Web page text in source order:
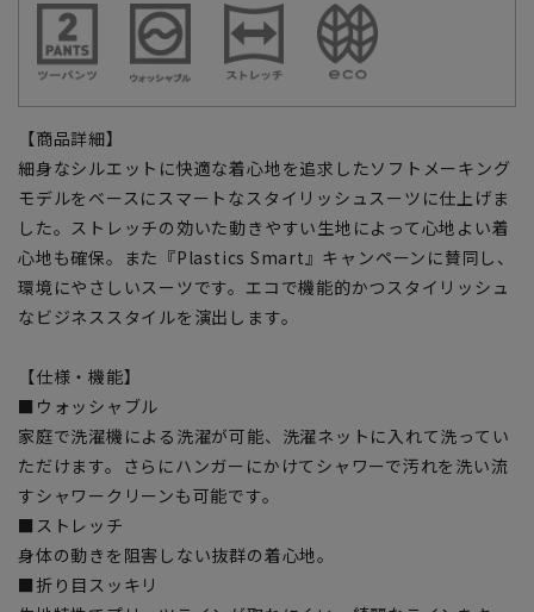
【商品詳細】
細身なシルエットに快適な着心地を追求したソフトメーキング
モデルをベースにスマートなスタイリッシュスーツに仕上げま
した。ストレッチの効いた動きやすい生地によって心地よい着
心地も確保。また『Plastics Smart』キャンペーンに賛同し、
環境にやさしいスーツです。エコで機能的かつスタイリッシュ
なビジネススタイルを演出します。
【仕様・機能】
■ウォッシャブル
家庭で洗濯機による洗濯が可能、洗濯ネットに入れて洗ってい
ただけます。さらにハンガーにかけてシャワーで汚れを洗い流
すシャワークリーンも可能です。
■ストレッチ
身体の動きを阻害しない抜群の着心地。
■折り目スッキリ